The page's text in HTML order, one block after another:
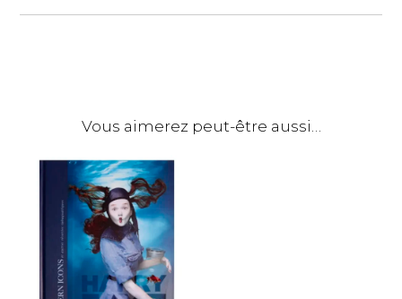
i
Vous aimerez peut-être aussi…